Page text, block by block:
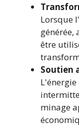
Lorsque
générée,
être
Soutien
minage